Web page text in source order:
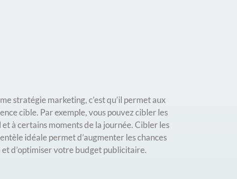
stratégie marketing, c’est qu’il permet aux
cible. Par exemple, vous pouvez cibler les
à certains moments de la journée. Cibler les
idéale permet d’augmenter les chances
d’optimiser votre budget publicitaire.